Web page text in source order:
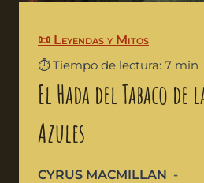
📜 Leyendas y Mitos
⏱️ Tiempo de lectura: 7 min
El Hada del Tabaco de
Azules
CYRUS MACMILLAN